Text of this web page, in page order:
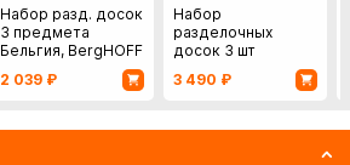
Набор разд. досок
3 предмета
Бельгия, BergHOFF
2 039 ₽
Набор
разделочных
досок 3 шт
мрамор серый на
подставке
3 490 ₽